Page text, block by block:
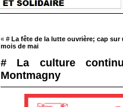
« # La fête de la lutte ouvrière; cap
mois de mai
# La culture
Montmagny